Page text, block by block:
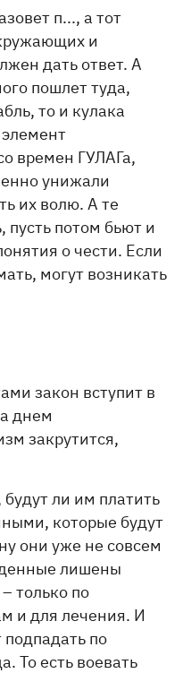
п..., а тот
и
дать ответ. А
пошлет туда,
то и кулака
времен ГУЛАГа,
унижали
их волю. А те
потом бьют и
о чести. Если
могут возникать
закон вступит в
днем
закрутится,
ли им платить
которые будут
они уже не совсем
лишены
только по
и для лечения. И
по
То есть воевать